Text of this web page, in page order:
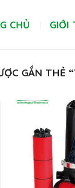
CHỦ GIỚI
GẮN THẺ